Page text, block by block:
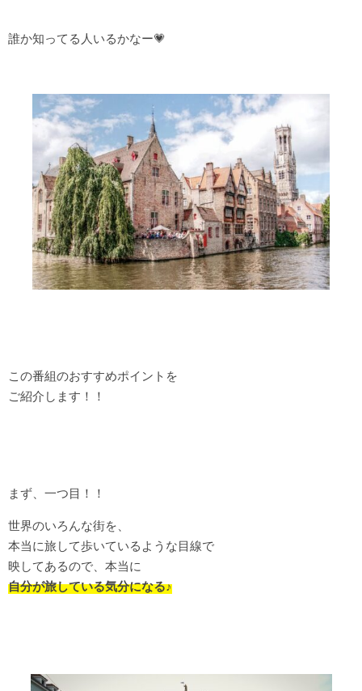
誰か知ってる人いるかなー💗
この番組のおすすめポイントを
ご紹介します！！
まず、一つ目！！
世界のいろんな街を、
本当に旅して歩いているような目線で
映してあるので、本当に
自分が旅している気分になる♪